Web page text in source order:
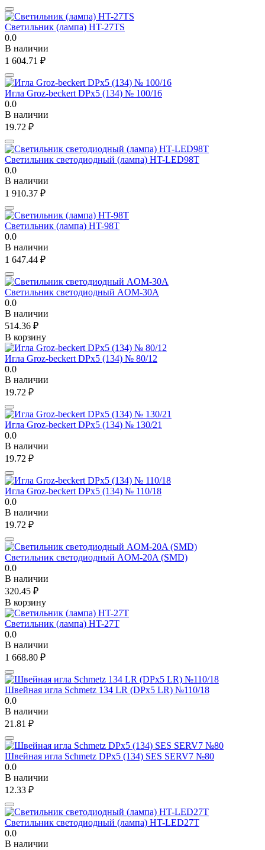
Светильник (лампа) HT-27TS
0.0
В наличии
1 604.71 ₽
Игла Groz-beckert DPx5 (134) № 100/16
0.0
В наличии
19.72 ₽
Светильник светодиодный (лампа) HT-LED98T
0.0
В наличии
1 910.37 ₽
Светильник (лампа) HT-98T
0.0
В наличии
1 647.44 ₽
Светильник светодиодный AOM-30A
0.0
В наличии
514.36 ₽
В корзину
Игла Groz-beckert DPx5 (134) № 80/12
0.0
В наличии
19.72 ₽
Игла Groz-beckert DPx5 (134) № 130/21
0.0
В наличии
19.72 ₽
Игла Groz-beckert DPx5 (134) № 110/18
0.0
В наличии
19.72 ₽
Светильник светодиодный AOM-20A (SMD)
0.0
В наличии
320.45 ₽
В корзину
Светильник (лампа) HT-27T
0.0
В наличии
1 668.80 ₽
Швейная игла Schmetz 134 LR (DPx5 LR) №110/18
0.0
В наличии
21.81 ₽
Швейная игла Schmetz DPx5 (134) SES SERV7 №80
0.0
В наличии
12.33 ₽
Светильник светодиодный (лампа) HT-LED27T
0.0
В наличии